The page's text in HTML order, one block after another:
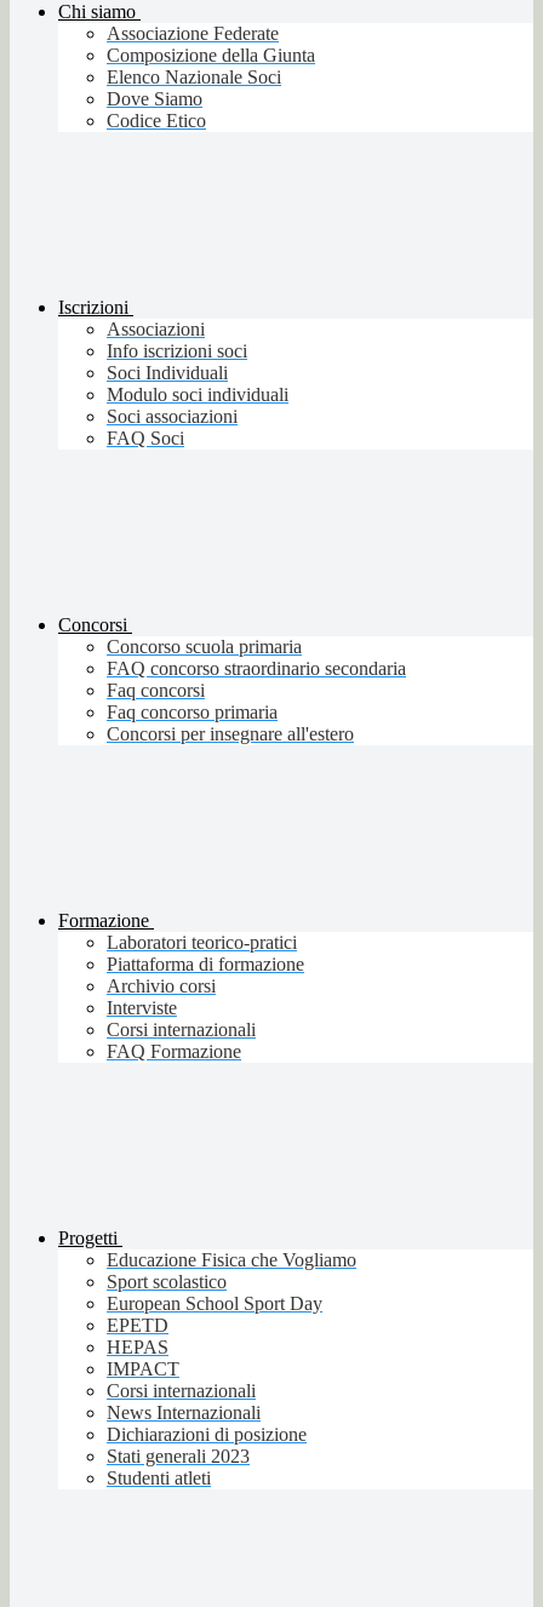
Chi siamo
Associazione Federate
Composizione della Giunta
Elenco Nazionale Soci
Dove Siamo
Codice Etico
Iscrizioni
Associazioni
Info iscrizioni soci
Soci Individuali
Modulo soci individuali
Soci associazioni
FAQ Soci
Concorsi
Concorso scuola primaria
FAQ concorso straordinario secondaria
Faq concorsi
Faq concorso primaria
Concorsi per insegnare all'estero
Formazione
Laboratori teorico-pratici
Piattaforma di formazione
Archivio corsi
Interviste
Corsi internazionali
FAQ Formazione
Progetti
Educazione Fisica che Vogliamo
Sport scolastico
European School Sport Day
EPETD
HEPAS
IMPACT
Corsi internazionali
News Internazionali
Dichiarazioni di posizione
Stati generali 2023
Studenti atleti